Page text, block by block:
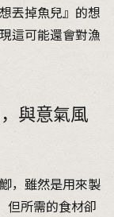
丟掉魚兒』的想
這可能還會對漁
與意氣風
，雖然是用來製
但所需的食材卻